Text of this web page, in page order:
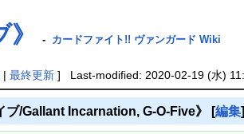
- カードファイト!! ヴァンガード Wiki
| 最終更新] Last-modified: 2020-02-19 (水)
ブ/Gallant Incarnation, G-O-Five》 [編集]